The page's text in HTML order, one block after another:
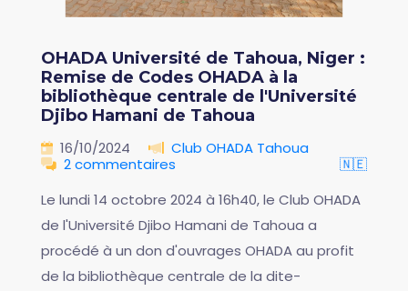
OHADA Université de Tahoua, Niger :
Remise de Codes OHADA à la
bibliothèque centrale de l'Université
Djibo Hamani de Tahoua
16/10/2024
Club OHADA Tahoua
2 commentaires
🇳🇪
Le lundi 14 octobre 2024 à 16h40, le Club OHADA
de l'Université Djibo Hamani de Tahoua a
procédé à un don d'ouvrages OHADA au profit
de la bibliothèque centrale de la dite-